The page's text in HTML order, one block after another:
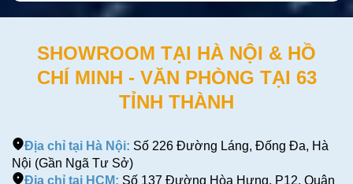
SHOWROOM TẠI HÀ NỘI & HỒ
CHÍ MINH - VĂN PHÒNG TẠI 63
TỈNH THÀNH
Địa chỉ tại Hà Nội: Số 226 Đường Láng, Đống Đa, Hà
Nội (Gần Ngã Tư Sở)
Địa chỉ tại HCM: Số 137 Đường Hòa Hưng, P12, Quận